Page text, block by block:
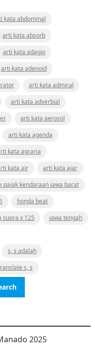
kata abdominal
arti kata absorb
arti kata adagio
arti kata adenoid
arti kata admiral
arti kata adverbial
arti kata aerosol
arti kata agenda
kata agraria
kata air
arti kata ajar
pajak kendaraan jawa barat
honda beat
supra x 125
jawa tengah
s, s adalah
s, s
2025